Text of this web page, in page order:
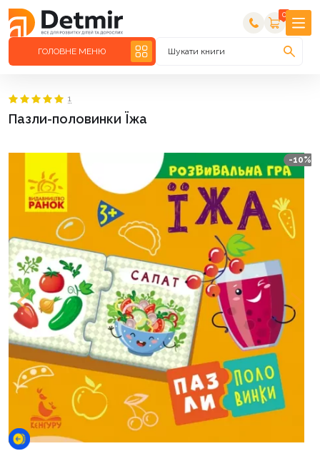
0
ГОЛОВНЕ МЕНЮ Шукати книги
Пазли-половинки Їжа
1
-10%